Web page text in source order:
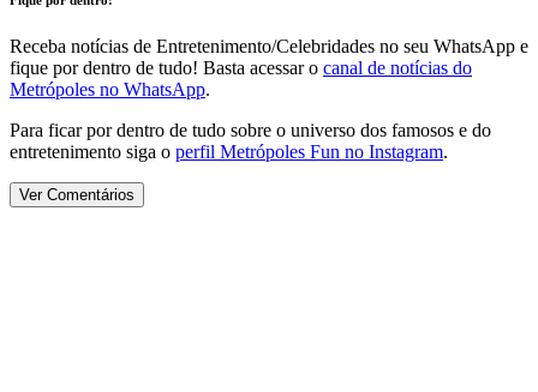
Receba notícias de Entretenimento/Celebridades no seu WhatsApp e
fique por dentro de tudo! Basta acessar o canal de notícias do
Metrópoles no WhatsApp.
Para ficar por dentro de tudo sobre o universo dos famosos e do
entretenimento siga o perfil Metrópoles Fun no Instagram.
Ver Comentários